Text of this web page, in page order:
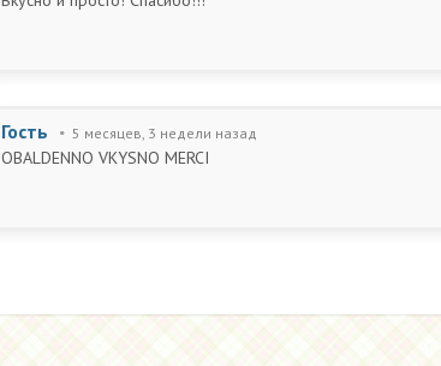
Гость 5 месяцев, 3 недели назад
OBALDENNO VKYSNO MERCI